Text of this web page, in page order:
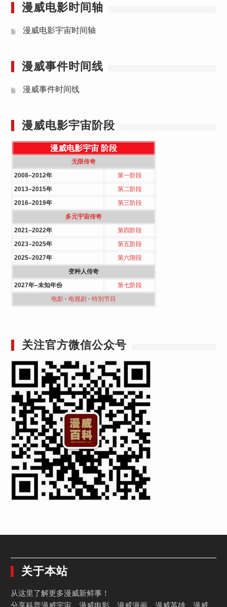
漫威电影时间轴
漫威电影宇宙时间轴
漫威事件时间线
漫威事件时间线
漫威电影宇宙阶段
漫威电影宇宙 阶段
无限传奇
2008–2012年
第一阶段
2013–2015年
第二阶段
2016–2019年
第三阶段
多元宇宙传奇
2021–2022年
第四阶段
2023–2025年
第五阶段
2025–2027年
第六階段
变种人传奇
2027年–未知年份
第七阶段
电影· 电视剧 · 特別节目
关注官方微信公众号
关于本站
从这里了解更多漫威新鲜事！